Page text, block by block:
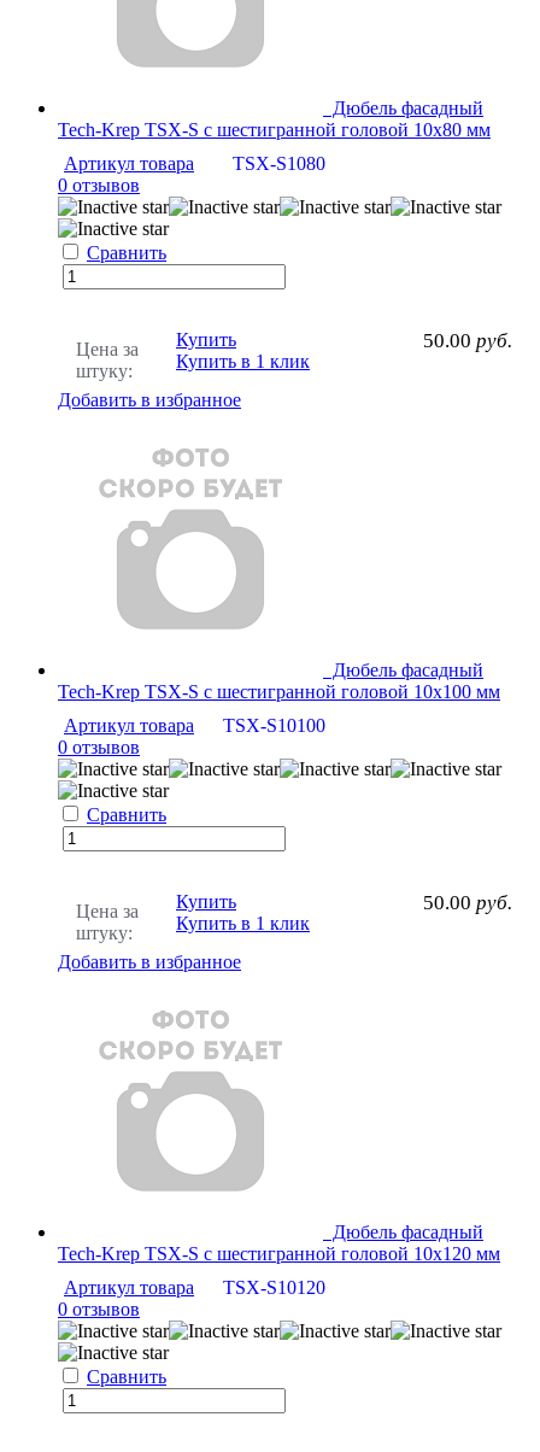
Дюбель фасадный
Tech-Krep TSX-S с шестигранной головой 10х80 мм
Артикул товара
TSX-S1080
0 отзывов
Сравнить
Цена за
штуку:
50.00 руб.
Купить
Купить в 1 клик
Добавить в избранное
Дюбель фасадный
Tech-Krep TSX-S с шестигранной головой 10х100 мм
Артикул товара
TSX-S10100
0 отзывов
Сравнить
Цена за
штуку:
50.00 руб.
Купить
Купить в 1 клик
Добавить в избранное
Дюбель фасадный
Tech-Krep TSX-S с шестигранной головой 10х120 мм
Артикул товара
TSX-S10120
0 отзывов
Сравнить